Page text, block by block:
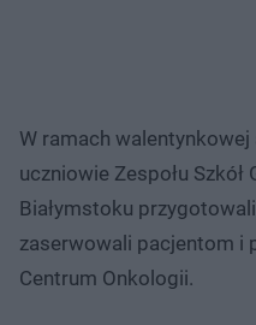
W ramach walentynkowej
uczniowie Zespołu
Białymstoku
zaserwowali pacjentom i
Centrum Onkologii.